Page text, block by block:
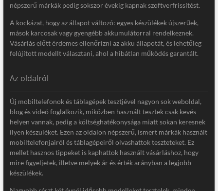
népszerű márkák pedig sokszor évekig kapnak szoftverfrissítést.
A kockázat, hogy az állapot változó: egyes készülékek újszerűek,
mások karcosak vagy gyengébb akkumulátorral rendelkeznek.
Vásárlás előtt érdemes ellenőrizni az akku állapotát, és lehetőleg
felújított modellt választani, ahol a hibátlan működés garantált.
Az oldalról
Új mobiltelefonok és táblagépek tesztjével nagyon sok weboldal,
blog és videó foglalkozik, miközben használt tesztek csak kevés
helyen vannak, pedig a költséghatékonysága miatt sokan keresnek
ilyen készüléket. Ezen az oldalon népszerű, ismert márkák használt
mobiltelefonjairól és táblagépeiről olvashattok teszteteket. Ez
mellet hasznos tippeket is kaphattok használt vásárláshoz, hogy
mire figyeljetek, illetve melyek ár és érték arányban a legjobb
készülékek.